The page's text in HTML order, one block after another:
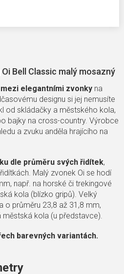
Bell Classic malý mosazný
elegantními zvonky na
designu si jej nemusíte
od skládačky a městského kola,
bajky na cross-country. Výrobce
a zvuku anděla hrajícího na
dle průměru svých řidítek,
Malý zvonek Oi se hodí
např. na horské či trekingové
kola (blízko gripů). Velký
o průměru 23,8 až 31,8 mm,
městská kola (u představce).
barevných variantách.